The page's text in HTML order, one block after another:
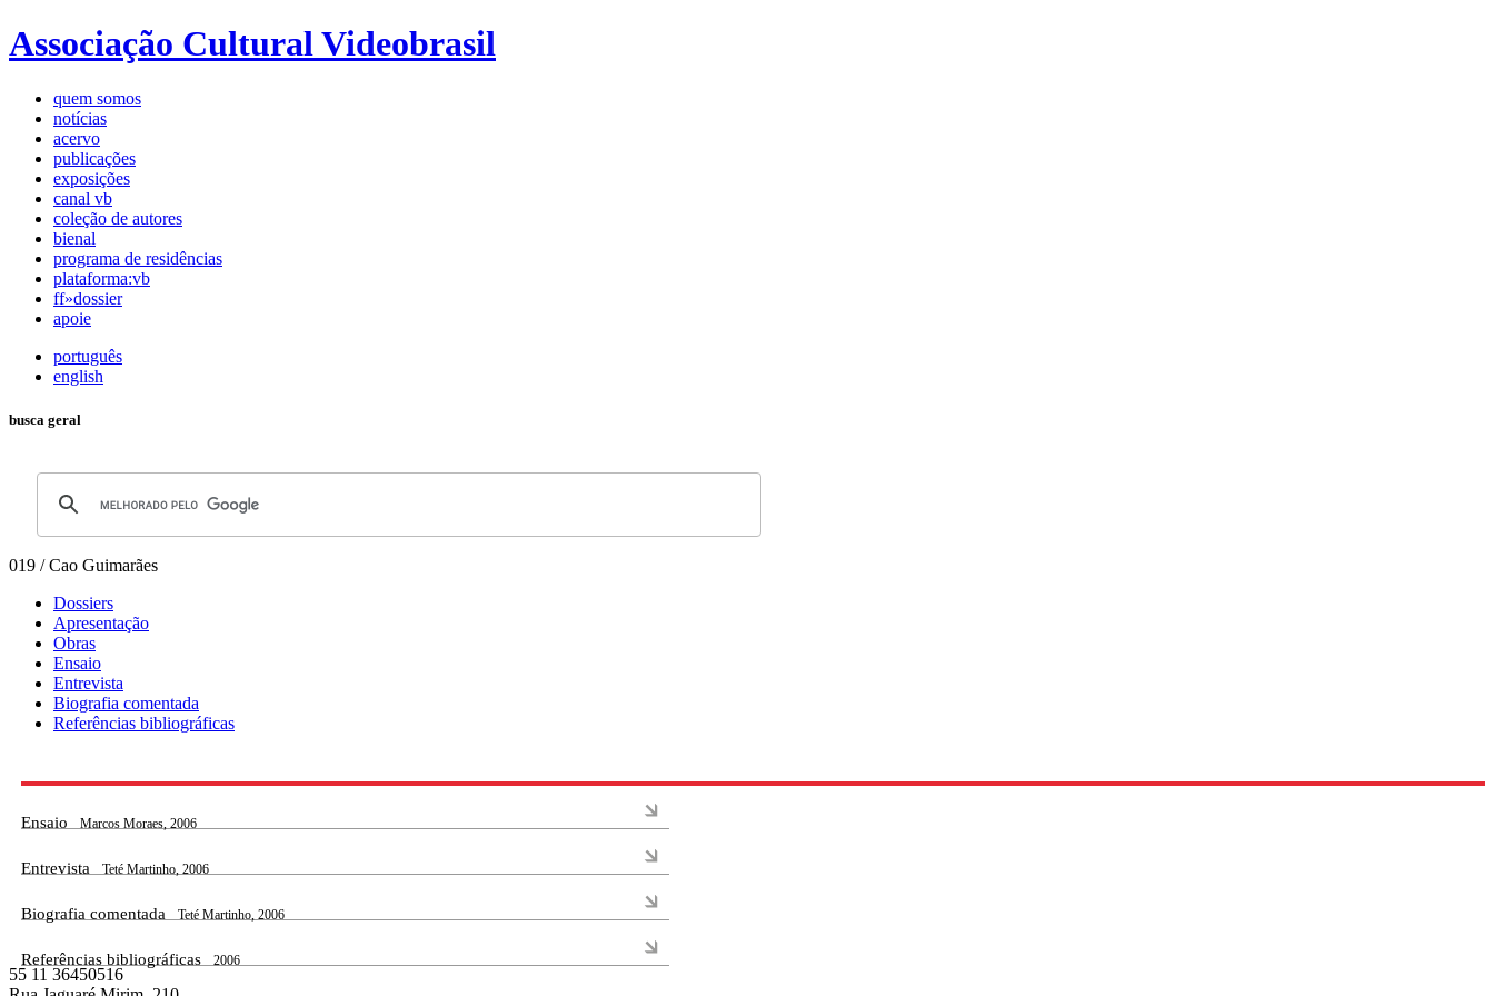
Associação Cultural Videobrasil
quem somos
notícias
acervo
publicações
exposições
canal vb
coleção de autores
bienal
programa de residências
plataforma:vb
ff»dossier
apoie
português
english
busca geral
019 / Cao Guimarães
Dossiers
Apresentação
Obras
Ensaio
Entrevista
Biografia comentada
Referências bibliográficas
Ensaio Marcos Moraes, 2006
Entrevista Teté Martinho, 2006
Biografia comentada Teté Martinho, 2006
Referências bibliográficas 2006
55 11 36450516